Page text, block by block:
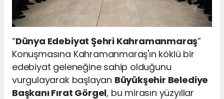
“Dünya Edebiyat Şehri Kahramanmaraş”
Konuşmasına Kahramanmaraş'ın köklü bir
edebiyat geleneğine sahip olduğunu
vurgulayarak başlayan Büyükşehir Belediye
Başkanı Fırat Görgel, bu mirasın yüzyıllar